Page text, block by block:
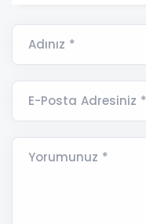
Adınız *
E-Posta Adresiniz *
Yorumunuz *